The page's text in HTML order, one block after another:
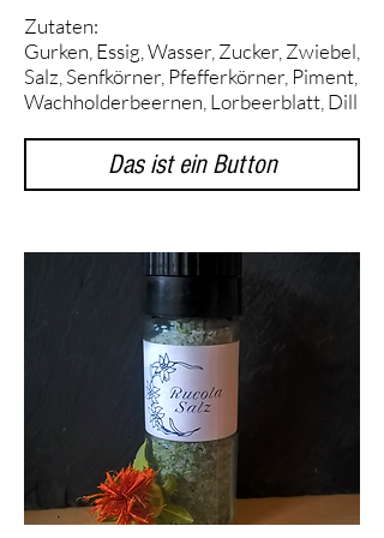
Zutaten:
Gurken, Essig, Wasser, Zucker, Zwiebel,
Salz, Senfkörner, Pfefferkörner, Piment,
Wachholderbeernen, Lorbeerblatt, Dill
Das ist ein Button